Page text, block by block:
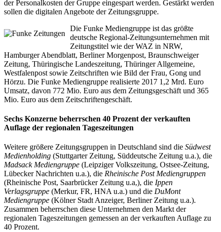
der Personalkosten der Gruppe eingespart werden. Gestärkt werden
sollen die digitalen Angebote der Zeitungsgruppe.
Die Funke Mediengruppe ist das größte
deutsche Regional-Zeitungsunternehmen mit
Zeitungstitel wie der WAZ in NRW,
Hamburger Abendblatt, Berliner Morgenpost, Braunschweiger
Zeitung, Thüringische Landeszeitung, Thüringer Allgemeine,
Westfalenpost sowie Zeitschriften wie Bild der Frau, Gong und
Hörzu. Die Funke Mediengruppe realisierte 2017 1,2 Mrd. Euro
Umsatz, davon 772 Mio. Euro aus dem Zeitungsgeschäft und 365
Mio. Euro aus dem Zeitschriftengeschäft.
Sechs Konzerne beherrschen 40 Prozent der verkauften
Auflage der regionalen Tageszeitungen
Weitere größere Zeitungsgruppen in Deutschland sind die Südwest
Medienholding (Stuttgarter Zeitung, Süddeutsche Zeitung u.a.), die
Madsack Mediengruppe (Leipziger Volkszeitung, Ostsee-Zeitung,
Lübecker Nachrichten u.a.), die Rheinische Post Mediengruppen
(Rheinische Post, Saarbrücker Zeitung u.a,), die Ippen
Verlagsgruppe (Merkur, FR, HNA u.a.) und die DuMont
Mediengruppe (Kölner Stadt Anzeiger, Berliner Zeitung u.a.).
Zusammen beherrschen diese Unternehmen den Markt der
regionalen Tageszeitungen gemessen an der verkauften Auflage zu
40 Prozent.